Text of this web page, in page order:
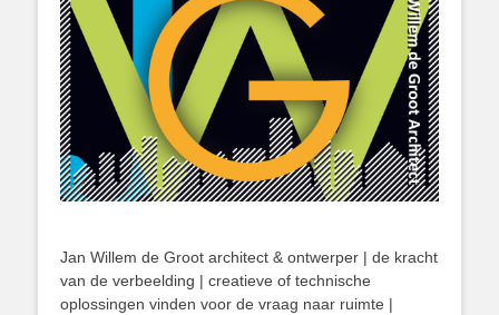
Jan Willem de Groot architect & ontwerper | de kracht
van de verbeelding | creatieve of technische
oplossingen vinden voor de vraag naar ruimte |